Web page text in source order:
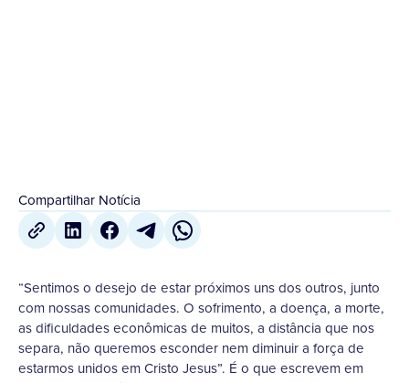
Compartilhar Notícia
“Sentimos o desejo de estar próximos uns dos outros, junto
com nossas comunidades. O sofrimento, a doença, a morte,
as dificuldades econômicas de muitos, a distância que nos
separa, não queremos esconder nem diminuir a força de
estarmos unidos em Cristo Jesus”. É o que escrevem em